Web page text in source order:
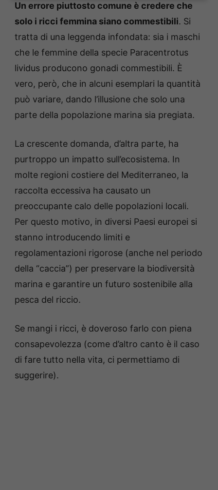
Un errore piuttosto comune è credere che
solo i ricci femmina siano commestibili. Si
tratta di una leggenda infondata: sia i maschi
che le femmine della specie Paracentrotus
lividus producono gonadi commestibili. È
vero, però, che in alcuni esemplari la quantità
può variare, dando l’illusione che solo una
parte della popolazione marina sia pregiata.
La crescente domanda, d’altra parte, ha
purtroppo un impatto sull’ecosistema. In
molte regioni costiere del Mediterraneo, la
raccolta eccessiva ha causato un
preoccupante calo delle popolazioni locali.
Per questo motivo, in diversi Paesi europei si
stanno introducendo limiti e
regolamentazioni rigorose (anche nel periodo
della “caccia”) per preservare la biodiversità
marina e garantire un futuro sostenibile alla
pesca del riccio.
Se mangi i ricci, è doveroso farlo con piena
consapevolezza (come d’altro canto è il caso
di fare tutto nella vita, ci permettiamo di
suggerire).